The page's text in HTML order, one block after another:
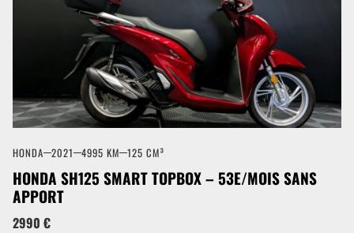
HONDA 2021 4995 KM 125 CM³
HONDA SH125 SMART TOPBOX – 53E/MOIS SANS
APPORT
2990 €